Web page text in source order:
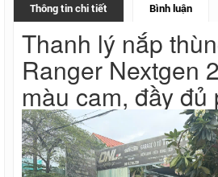
Thông tin chi tiết Bình luận
Thanh lý nắp
Ranger Nextgen
màu cam, đầy đủ